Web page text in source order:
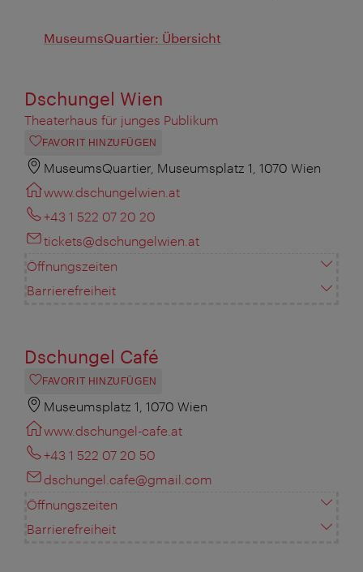
MuseumsQuartier: Übersicht
Dschungel Wien
Theaterhaus für junges Publikum
FAVORIT HINZUFÜGEN
MuseumsQuartier, Museumsplatz 1, 1070 Wien
www.dschungelwien.at
+43 1 522 07 20 20
tickets@dschungelwien.at
Öffnungszeiten
Barrierefreiheit
Dschungel Café
FAVORIT HINZUFÜGEN
Museumsplatz 1, 1070 Wien
www.dschungel-cafe.at
+43 1 522 07 20 50
dschungel.cafe@gmail.com
Öffnungszeiten
Barrierefreiheit